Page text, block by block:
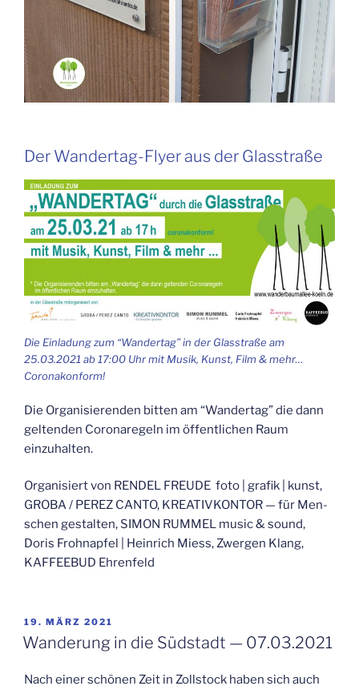
Der Wan­der­tag-Fly­er aus der Glasstraße
Die Ein­la­dung zum “Wan­der­tag” in der Glas­stra­ße am
25.03.2021 ab 17:00 Uhr mit Musik, Kunst, Film & mehr…
Coronakonform!
Die Orga­ni­sie­ren­den bit­ten am “Wan­der­tag” die dann
gel­ten­den Coro­na­re­geln im öffent­li­chen Raum
einzuhalten.
Orga­ni­siert von REN­DEL FREU­DE foto | gra­fik | kunst,
GROBA / PEREZ CAN­TO, KREA­TIV­KON­TOR — für Men­
schen gestal­ten, SIMON RUM­MEL music & sound,
Doris Frohn­ap­fel | Hein­rich Miess, Zwer­gen Klang,
KAF­FEE­BUD Ehrenfeld
VERÖFFENTLICHT
AM
19. MÄRZ 2021
Wan­de­rung in die Süd­stadt — 07.03.2021
Nach einer schö­nen Zeit in Zoll­stock haben sich auch